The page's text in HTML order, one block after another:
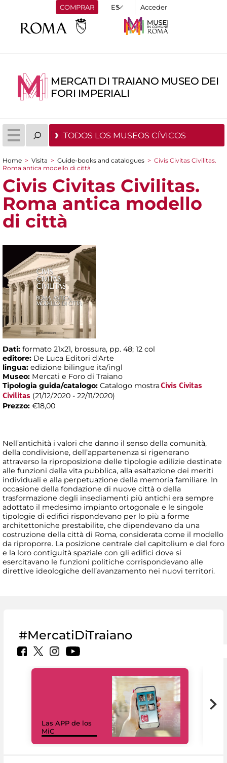
COMPRAR Acceder
MERCATI DI TRAIANO MUSEO DEI
FORI IMPERIALI
TODOS LOS MUSEOS CÍVICOS
You are here
Home > Visita > Guide-books and catalogues > Civis Civitas Civilitas.
Roma antica modello di città
Civis Civitas Civilitas.
Roma antica modello
di città
Dati: formato 21x21, brossura, pp. 48; 12 col
editore: De Luca Editori d'Arte
lingua: edizione bilingue ita/ingl
Museo: Mercati e Foro di Traiano
Tipologia guida/catalogo: Catalogo mostraCivis Civitas
Civilitas (21/12/2020 - 22/11/2020)
Prezzo: €18,00
Nell’antichità i valori che danno il senso della comunità,
della condivisione, dell’appartenenza si rigenerano
attraverso la riproposizione delle tipologie edilizie destinate
alle funzioni della vita pubblica, alla esaltazione dei meriti
individuali e alla perpetuazione della memoria familiare. In
occasione della fondazione di nuove città o della
trasformazione degli insediamenti più antichi era sempre
adottato il medesimo impianto ortogonale e le singole
tipologie di edifici rispondevano per lo più a forme
architettoniche prestabilite, che dipendevano da una
costruzione della città di Roma, considerata come il modello
da riproporre. La posizione centrale del capitolium e del foro
e la loro contiguità spaziale con gli edifici dove si
esercitavano le funzioni politiche corrispondevano alle
direttive ideologiche dell’avanzamento nei nuovi territori.
#MercatiDiTraiano
Las APP de los
MiC